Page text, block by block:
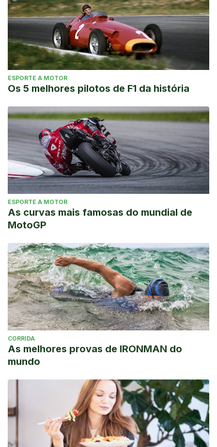
ESPORTE A MOTOR
Os 5 melhores pilotos de F1 da história
ESPORTE A MOTOR
As curvas mais famosas do mundial de
MotoGP
CORRIDA
As melhores provas de IRONMAN do
mundo